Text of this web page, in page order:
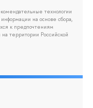
технологии
на основе сбора,
к предпочтениям
территории Российской